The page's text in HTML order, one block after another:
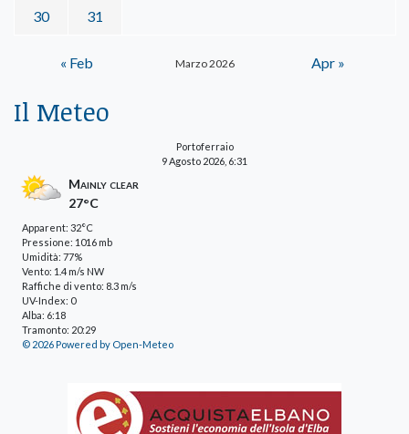
Marzo 2026
30 31
« Feb Apr »
Il Meteo
Portoferraio
9 Agosto 2026, 6:31
Mainly clear
27°C
Apparent: 32°C
Pressione: 1016 mb
Umidità: 77%
Vento: 1.4 m/s NW
Raffiche di vento: 8.3 m/s
UV-Index: 0
Alba: 6:18
Tramonto: 20:29
© 2026 Powered by Open-Meteo